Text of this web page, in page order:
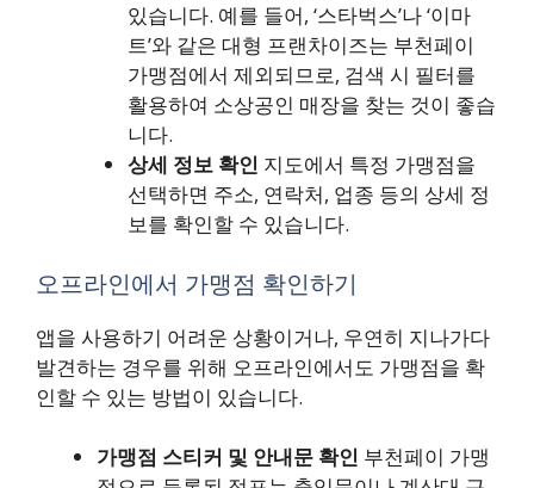
있습니다. 예를 들어, ‘스타벅스’나 ‘이마
트’와 같은 대형 프랜차이즈는 부천페이
가맹점에서 제외되므로, 검색 시 필터를
활용하여 소상공인 매장을 찾는 것이 좋습
니다.
상세 정보 확인 지도에서 특정 가맹점을
선택하면 주소, 연락처, 업종 등의 상세 정
보를 확인할 수 있습니다.
오프라인에서 가맹점 확인하기
앱을 사용하기 어려운 상황이거나, 우연히 지나가다
발견하는 경우를 위해 오프라인에서도 가맹점을 확
인할 수 있는 방법이 있습니다.
가맹점 스티커 및 안내문 확인 부천페이 가맹